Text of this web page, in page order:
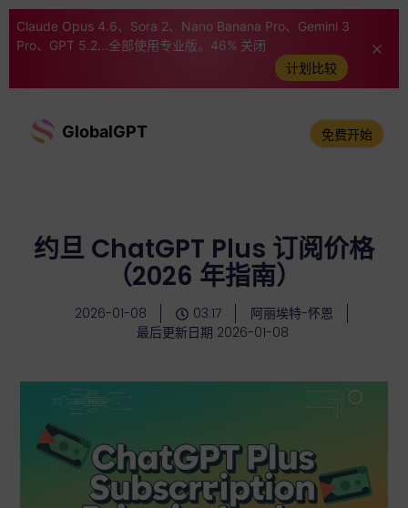
Claude Opus 4.6、Sora 2、Nano Banana Pro、Gemini 3
Pro、GPT 5.2...全部使用专业版。46% 关闭
计划比较
GlobalGPT 免费开始
约旦 ChatGPT Plus 订阅价格
（2026 年指南）
2026-01-08 03:17
阿丽埃特-怀恩
最后更新日期 2026-01-08